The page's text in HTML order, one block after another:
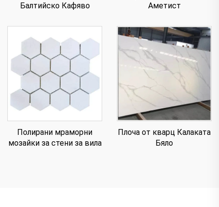
Балтийско Кафяво
Аметист
Полирани мраморни
мозайки за стени за вила
Плоча от кварц Калаката
Бяло